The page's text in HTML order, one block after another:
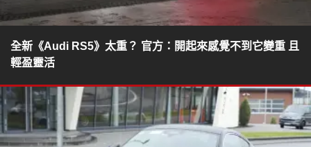
全新《Audi RS5》太重？ 官方：開起來感覺不到它變重 且
輕盈靈活